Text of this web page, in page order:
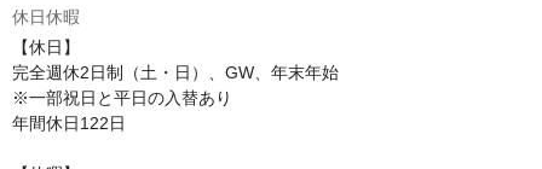
休日休暇
【休日】
完全週休2日制（土・日）、GW、年末年始
※一部祝日と平日の入替あり
年間休日122日